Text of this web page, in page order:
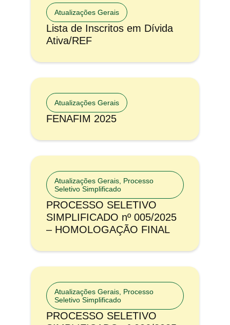
Atualizações Gerais
Lista de Inscritos em Dívida
Ativa/REF
Atualizações Gerais
FENAFIM 2025
Atualizações Gerais Processo
Seletivo Simplificado
PROCESSO SELETIVO
SIMPLIFICADO nº 005/2025
– HOMOLOGAÇÃO FINAL
Atualizações Gerais Processo
Seletivo Simplificado
PROCESSO SELETIVO